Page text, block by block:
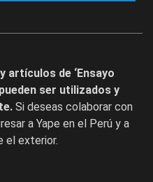
artículos de ‘Ensayo
ser utilizados y
Si deseas colaborar con
a Yape en el Perú y a
el exterior.